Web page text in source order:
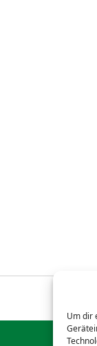
Um dir